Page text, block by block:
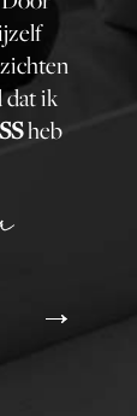
dat ik
heb